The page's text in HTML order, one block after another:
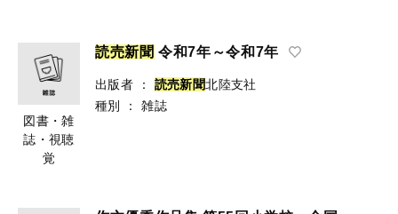
図書・雑
誌・視聴
覚
読売新聞 令和7年～令和7年
出版者 ： 読売新聞北陸支社
種別
： 雑誌